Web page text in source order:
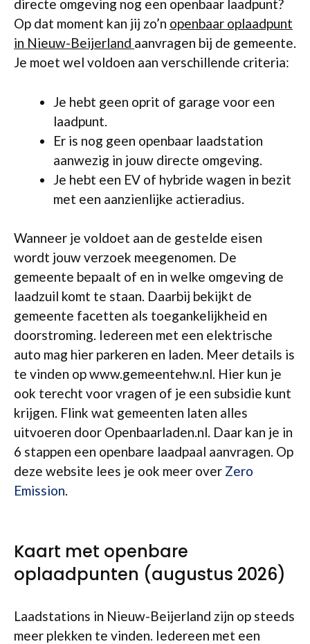
directe omgeving nog een openbaar laadpunt?
Op dat moment kan jij zo’n openbaar oplaadpunt
in Nieuw-Beijerland aanvragen bij de gemeente.
Je moet wel voldoen aan verschillende criteria:
Je hebt geen oprit of garage voor een
laadpunt.
Er is nog geen openbaar laadstation
aanwezig in jouw directe omgeving.
Je hebt een EV of hybride wagen in bezit
met een aanzienlijke actieradius.
Wanneer je voldoet aan de gestelde eisen
wordt jouw verzoek meegenomen. De
gemeente bepaalt of en in welke omgeving de
laadzuil komt te staan. Daarbij bekijkt de
gemeente facetten als toegankelijkheid en
doorstroming. Iedereen met een elektrische
auto mag hier parkeren en laden. Meer details is
te vinden op www.gemeentehw.nl. Hier kun je
ook terecht voor vragen of je een subsidie kunt
krijgen. Flink wat gemeenten laten alles
uitvoeren door Openbaarladen.nl. Daar kan je in
6 stappen een openbare laadpaal aanvragen. Op
deze website lees je ook meer over Zero
Emission.
Kaart met openbare
oplaadpunten (augustus 2026)
Laadstations in Nieuw-Beijerland zijn op steeds
meer plekken te vinden. Iedereen met een